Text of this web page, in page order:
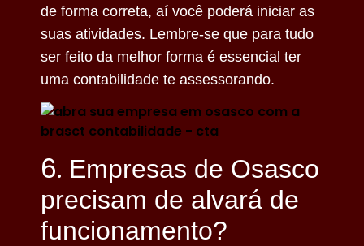
de forma correta, aí você poderá iniciar as
suas atividades. Lembre-se que para tudo
ser feito da melhor forma é essencial ter
uma contabilidade te assessorando.
6. Empresas de Osasco
precisam de alvará de
funcionamento?